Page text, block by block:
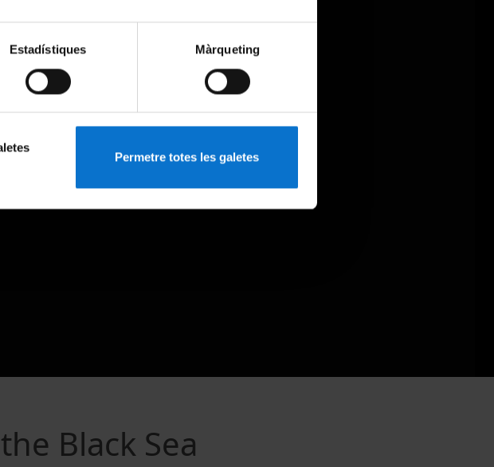
Estadístiques Màrqueting
Permetre totes les galetes
Black Sea